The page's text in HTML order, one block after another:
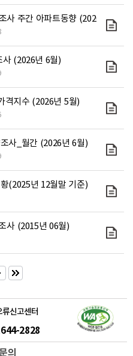
사 주간 아파트동향 (2026년 7월
사 (2026년 6월)
격지수 (2026년 5월)
사_월간 (2026년 6월)
(2025년 12월말 기준)
사 (2015년 06월)
신고센터
2828
의